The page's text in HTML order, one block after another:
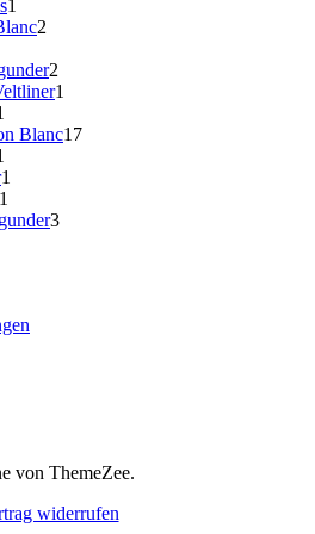
1
Produkt
2
2
Produkte
1
Produkt
Blanc1717
Produkt
1
1
Produkt
33
von ThemeZee.
widerrufen